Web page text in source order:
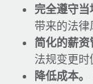
完全遵守
带来的法律
简化的薪资
法规变更时
降低成本。